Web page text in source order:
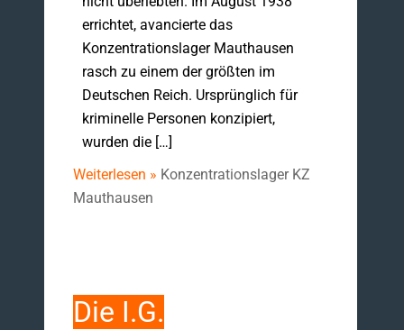
errichtet, avancierte das
Konzentrationslager Mauthausen
rasch zu einem der größten im
Deutschen Reich. Ursprünglich für
kriminelle Personen konzipiert,
wurden die […]
Weiterlesen » Konzentrationslager KZ
Mauthausen
Die I.G.